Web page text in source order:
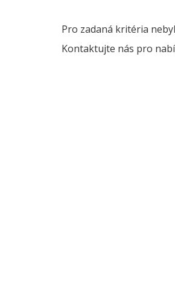
Pro zadaná kritéria
Kontaktujte nás pro